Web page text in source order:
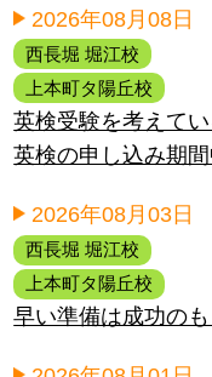
2026年08月08日
西長堀 堀江校
上本町タ陽丘校
英検受験を考えて
英検の申し込み期間
2026年08月03日
西長堀 堀江校
上本町タ陽丘校
早い準備は成功の